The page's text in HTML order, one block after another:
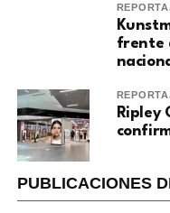
frente
Ripley
PUBLICACIONES